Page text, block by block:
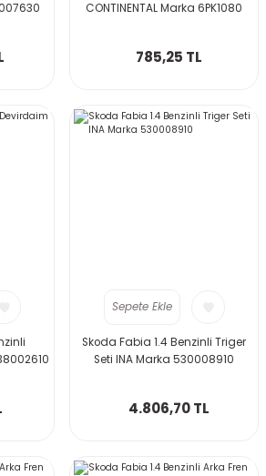
CONTINENTAL Marka 6PK1080
785,25 TL
Sepete Ekle
Skoda Fabia 1.4 Benzinli Triger
Seti INA Marka 530008910
4.806,70 TL